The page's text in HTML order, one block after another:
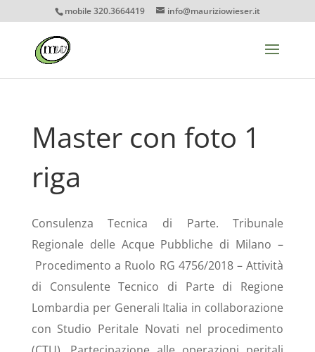
mobile 320.3664419 info@mauriziowieser.it
Master con foto 1
riga
Consulenza Tecnica di Parte. Tribunale
Regionale delle Acque Pubbliche di Milano –
Procedimento a Ruolo RG 4756/2018 – Attività
di Consulente Tecnico di Parte di Regione
Lombardia per Generali Italia in collaborazione
con Studio Peritale Novati nel procedimento